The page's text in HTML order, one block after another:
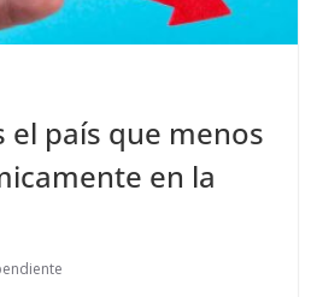
el país que menos
en la